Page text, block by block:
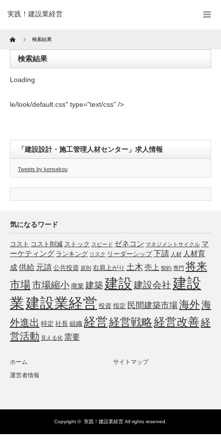
実践！建設業経営
Home 検索結果
検索結果
Loading
le/look/default.css" type="text/css" />
「建設設計・施工管理人材センター」求人情報
Tweets by kensekou
気になるワード
コスト コスト削減 ストック スピード ゼネコン マネジメントサイクル マ
ーケティング ランキング リスク リーダーシップ 下請 人材 人材育
成供給 元請 公共投資 原則 右肩上がり 土木 売上 契約 専門 将来
市場市場縮小 廃業 建築 建設建設会社 建設
業建設業経営 投資 指定 民間建築市場海外海
外進出 特定 社長 組織 経営経営戦略経営改善経
営活動 見える化 需要
ホーム
サイトマップ
運営者情報
Copyright © 実践！建設業経営 All rights reserved.